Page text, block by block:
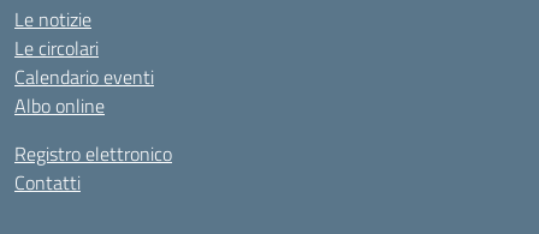
Le notizie
Le circolari
Calendario eventi
Albo online
Registro elettronico
Contatti